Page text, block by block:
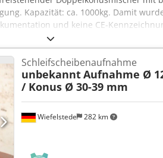
Kapazität: ca. 1000kg. Damit
und keine CE-
Wiefelstede 282 km
Schleifscheibenaufnahme
unbekanntAufnahme Ø
/ Konus Ø 30-39 mm